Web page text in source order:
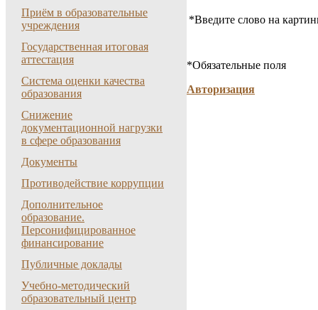
Приём в образовательные
учреждения
Государственная итоговая
аттестация
Система оценки качества
образования
Снижение
документационной нагрузки
в сфере образования
Документы
Противодействие коррупции
Дополнительное
образование.
Персонифицированное
финансирование
Публичные доклады
Учебно-методический
образовательный центр
*Введите слово на
*Обязательные поля
Авторизация